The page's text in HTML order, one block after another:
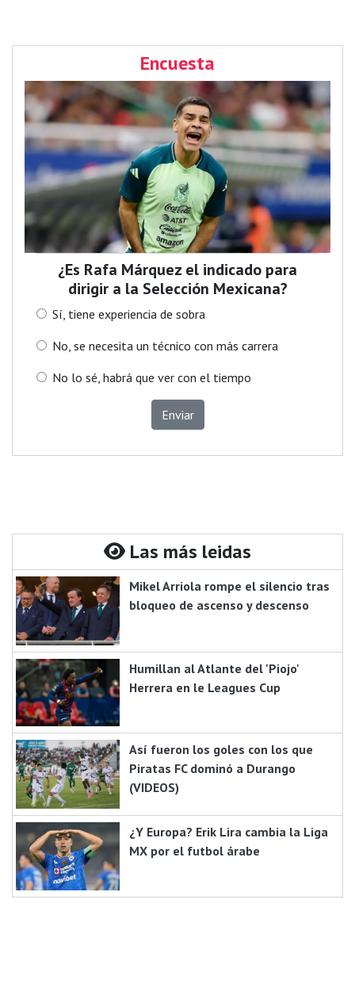
Encuesta
¿Es Rafa Márquez el indicado para
dirigir a la Selección Mexicana?
Sí, tiene experiencia de sobra
No, se necesita un técnico con más carrera
No lo sé, habrá que ver con el tiempo
Enviar
Las más leidas
Mikel Arriola rompe el silencio tras
bloqueo de ascenso y descenso
Humillan al Atlante del 'Piojo'
Herrera en le Leagues Cup
Así fueron los goles con los que
Piratas FC dominó a Durango
(VIDEOS)
¿Y Europa? Erik Lira cambia la Liga
MX por el futbol árabe